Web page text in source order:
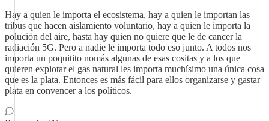
Hay a quien le importa el ecosistema, hay a quien le importan las
tribus que hacen aislamiento voluntario, hay a quien le importa la
polución del aire, hasta hay quien no quiere que le de cancer la
radiación 5G. Pero a nadie le importa todo eso junto. A todos nos
importa un poquitito nomás algunas de esas cositas y a los que
quieren explotar el gas natural les importa muchísimo una única cosa
que es la plata. Entonces es más fácil para ellos organizarse y gastar
plata en convencer a los políticos.